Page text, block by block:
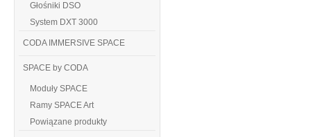
Głośniki DSO
System DXT 3000
CODA IMMERSIVE SPACE
SPACE by CODA
Moduły SPACE
Ramy SPACE Art
Powiązane produkty